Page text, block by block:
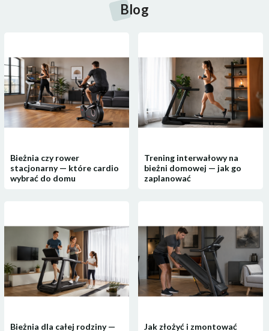
Blog
Bieżnia czy rower
stacjonarny — które cardio
wybrać do domu
Trening interwałowy na
bieżni domowej — jak go
zaplanować
Bieżnia dla całej rodziny —
Jak złożyć i zmontować